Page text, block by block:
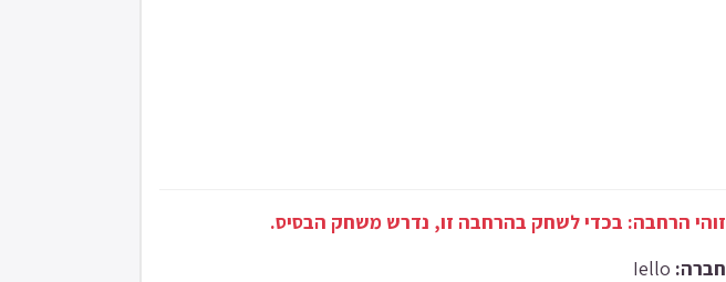
זוהי הרחבה: בכדי לשחק בהרחבה זו, נדרש משחק הבסיס.
חברה: